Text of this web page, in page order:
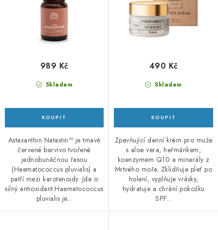
Skladem
989 Kč
Astaxanthin Nataxtin™ je tmavě
červené barvivo tvořené
jednobuněčnou řasou
(Haematococcus pluvialis) a
patří mezi karotenoidy. Jde o
silný antioxidant.Haematococcus
pluvialis je...
Skladem
490 Kč
Zpevňující denní krém pro muže
s aloe vera, heřmánkem,
koenzymem Q10 a minerály z
Mrtvého moře. Zklidňuje pleť po
holení, vyplňuje vrásky,
hydratuje a chrání pokožku
SPF...